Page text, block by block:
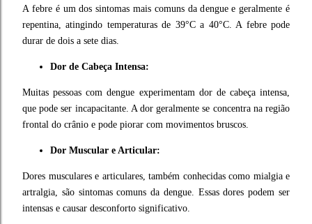
A febre é um dos sintomas mais comuns da dengue e geralmente é
repentina, atingindo temperaturas de 39°C a 40°C. A febre pode
durar de dois a sete dias.
Dor de Cabeça Intensa:
Muitas pessoas com dengue experimentam dor de cabeça intensa,
que pode ser incapacitante. A dor geralmente se concentra na região
frontal do crânio e pode piorar com movimentos bruscos.
Dor Muscular e Articular:
Dores musculares e articulares, também conhecidas como mialgia e
artralgia, são sintomas comuns da dengue. Essas dores podem ser
intensas e causar desconforto significativo.